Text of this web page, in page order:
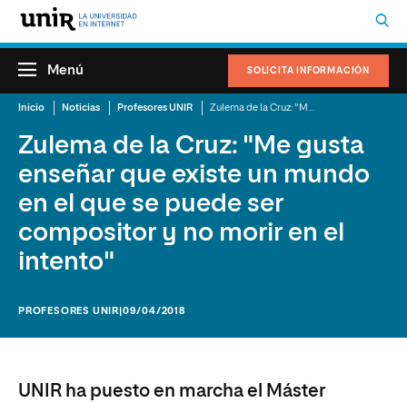
SOLICITA INFORMACIÓN
Menú
Inicio Noticias Profesores UNIR
Zulema de la Cruz: "Me gusta
enseñar que existe un mundo
en el que se puede ser
compositor y no morir en el
intento"
PROFESORES UNIR |09/04/2018
UNIR ha puesto en marcha el Máster